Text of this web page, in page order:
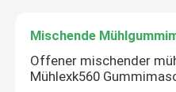
Mischende
Offener mischender
Mühlexk560